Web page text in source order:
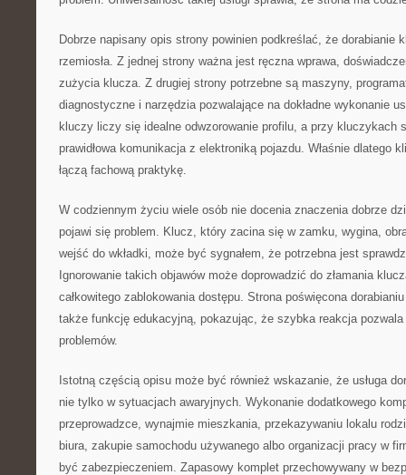
Dobrze napisany opis strony powinien podkreślać, że dorabianie
rzemiosła. Z jednej strony ważna jest ręczna wprawa,
zużycia klucza. Z drugiej strony potrzebne są maszyny,
diagnostyczne i narzędzia pozwalające na dokładne wykonanie
kluczy liczy się idealne odwzorowanie profilu, a przy kluczykach
prawidłowa komunikacja z elektroniką pojazdu. Właśnie dlatego
łączą fachową praktykę.
W codziennym życiu wiele osób nie docenia znaczenia dobrze
pojawi się problem. Klucz, który zacina się w zamku, wygina,
wejść do wkładki, może być sygnałem, że potrzebna jest
Ignorowanie takich objawów może doprowadzić do złamania
całkowitego zablokowania dostępu. Strona poświęcona
także funkcję edukacyjną, pokazując, że szybka reakcja
problemów.
Istotną częścią opisu może być również wskazanie, że usługa
nie tylko w sytuacjach awaryjnych. Wykonanie dodatkowego
przeprowadzce, wynajmie mieszkania, przekazywaniu lokalu
biura, zakupie samochodu używanego albo organizacji pracy w
być zabezpieczeniem. Zapasowy komplet przechowywany w